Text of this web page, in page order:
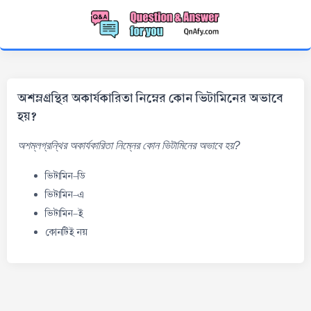
অশম্লগ্রন্থির অকার্যকারিতা নিম্নের কোন ভিটামিনের অভাবে
হয়?
অশম্লগ্রন্থির অকার্যকারিতা নিম্নের কোন ভিটামিনের অভাবে হয়?
ভিটামিন-ডি
ভিটামিন-এ
ভিটামিন-ই
কোনটিই নয়